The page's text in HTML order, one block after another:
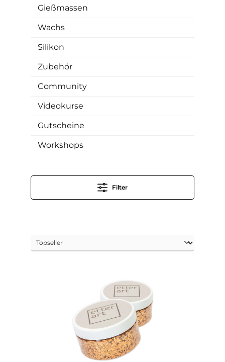
Gießmassen
Wachs
Silikon
Zubehör
Community
Videokurse
Gutscheine
Workshops
Filter